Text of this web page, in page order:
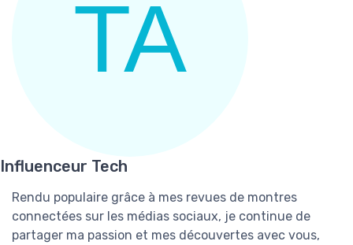
Influenceur Tech
Rendu populaire grâce à mes revues de montres
connectées sur les médias sociaux, je continue de
partager ma passion et mes découvertes avec vous,